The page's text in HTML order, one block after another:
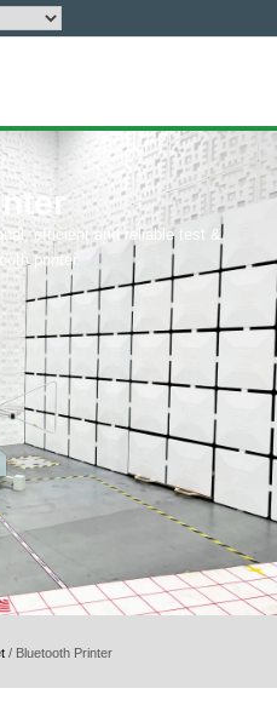
efficient and reliable test &
printer.
/ Bluetooth Printer